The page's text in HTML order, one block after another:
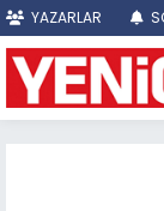
YAZARLAR